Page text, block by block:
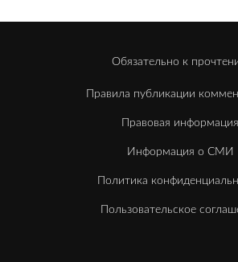
Обязательно к
Правила публикации
Правовая информация
Информация о СМИ
Политика
Пользовательское